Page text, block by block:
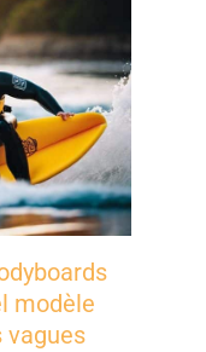
modèle
vagues